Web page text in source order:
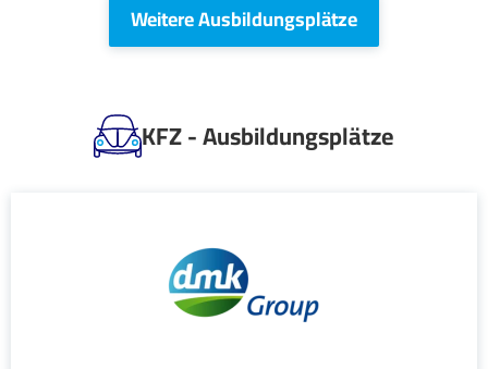
Weitere Ausbildungsplätze
KFZ - Ausbildungsplätze